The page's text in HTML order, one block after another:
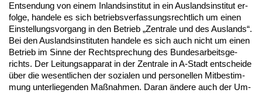
Ent­sen­dung von ei­nem In­lands­in­sti­tut in ein Aus­lands­in­sti­tut er­
fol­ge, han­de­le es sich be­triebs­ver­fas­sungs­recht­lich um ei­nen
Ein­stel­lungs­vor­gang in den Be­trieb „Zen­tra­le und des Aus­lands“.
Bei den Aus­lands­in­sti­tu­ten han­de­le es sich auch nicht um ei­nen
Be­trieb im Sin­ne der Recht­spre­chung des Bun­des­ar­beits­ge­
richts. Der Lei­tungs­ap­pa­rat in der Zen­tra­le in A-Stadt ent­schei­de
über die we­sent­li­chen der so­zia­len und per­so­nel­len Mit­be­stim­
mung un­ter­lie­gen­den Maßnah­men. Dar­an ände­re auch der Um­